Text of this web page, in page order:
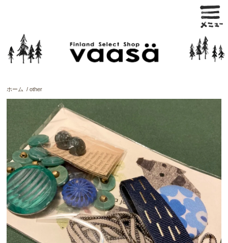
ホーム /other